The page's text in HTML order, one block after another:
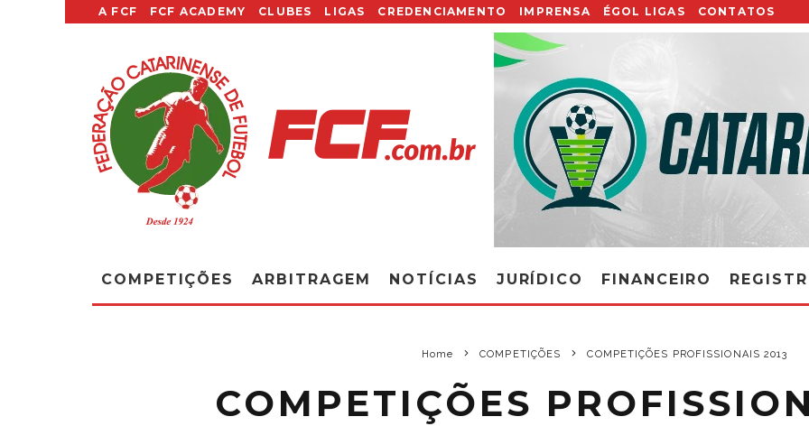
A FCF FCF ACADEMY CLUBES LIGAS CREDENCIAMENTO IMPRENSA ÉGOL LIGAS CONTATOS
COMPETIÇÕES ARBITRAGEM NOTÍCIAS JURÍDICO FINANCEIRO
Home COMPETIÇÕES COMPETIÇÕES PROFISSIONAIS 2013
COMPETIÇÕES